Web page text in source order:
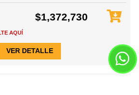
$1,372,730
AQUÍ
VER DETALLE